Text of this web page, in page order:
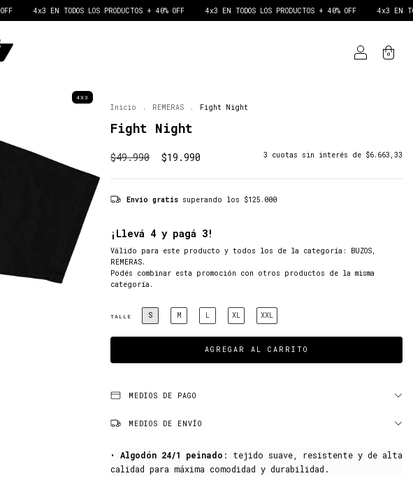
4x3 EN TODOS LOS PRODUCTOS + 40% OFF 4x3 EN TODOS LOS PRODUCTOS + 40% OFF 4x3 EN TODOS
0
4X3
Inicio . REMERAS . Fight Night
Fight Night
$49.990 $19.990 3 cuotas sin interés de $6.663,33
Envío gratis superando los $125.000
¡Llevá 4 y pagá 3!
Válido para este producto y todos los de la categoría: BUZOS,
REMERAS.
Podés combinar esta promoción con otros productos de la misma
categoría.
TALLE S M L XL XXL
MEDIOS DE PAGO
MEDIOS DE ENVÍO
• Algodón 24/1 peinado : tejido suave, resistente y de alta
calidad para máxima comodidad y durabilidad.